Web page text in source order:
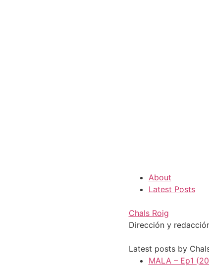
About
Latest Posts
Chals Roig
Dirección y
Latest posts by
MALA – Ep1